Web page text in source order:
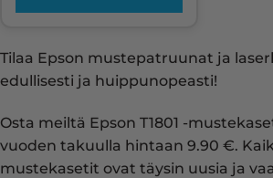
Tilaa Epson mustepatruunat ja
edullisesti ja huippunopeasti!
Osta meiltä Epson T1801 -
vuoden takuulla hintaan 9.90 €.
mustekasetit ovat täysin uusia ja